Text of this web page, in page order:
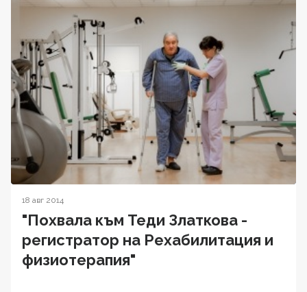
18 авг 2014
"Похвала към Теди Златкова -
регистратор на Рехабилитация и
физиотерапия"